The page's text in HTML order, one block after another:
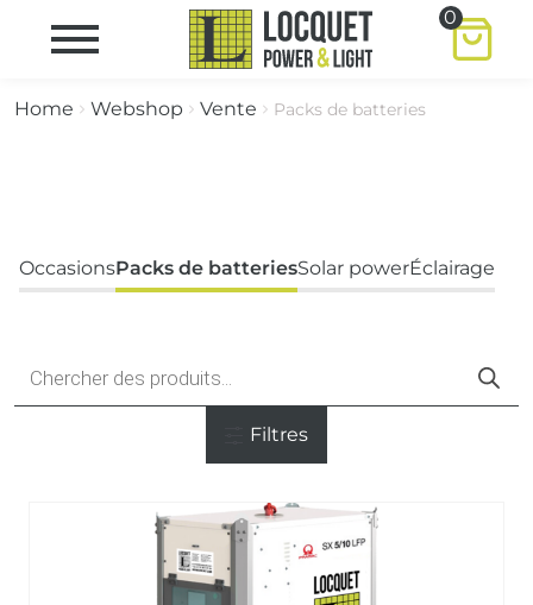
0
Home Webshop Vente Packs de batteries
OccasionsPacks de batteriesSolar powerÉclairage
de
Filtres